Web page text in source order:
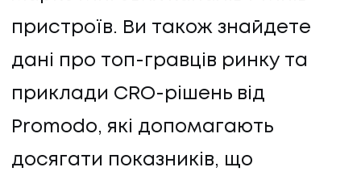
пристроїв. Ви також знайдете
дані про топ-гравців ринку та
приклади CRO-рішень від
Promodo, які допомагають
досягати показників, що